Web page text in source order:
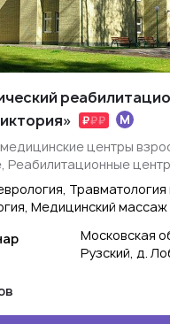
центры
Реабилитационные
Травматология
Медицинский массаж
Московская
Рузский, д.